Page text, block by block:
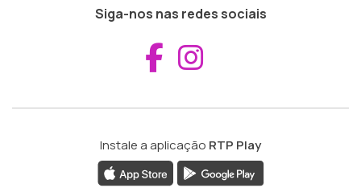
Siga-nos nas redes sociais
Aceder ao
Instale a aplicação RTP Play